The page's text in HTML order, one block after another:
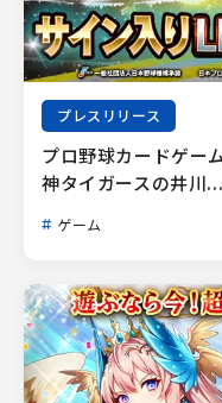
プレスリリース
プロ野球カードゲー
神タイガースの井川...
ゲーム